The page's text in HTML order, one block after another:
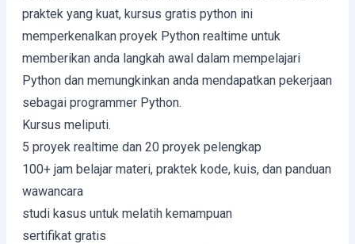
praktek yang kuat, kursus gratis python ini
memperkenalkan proyek Python realtime untuk
memberikan anda langkah awal dalam mempelajari
Python dan memungkinkan anda mendapatkan pekerjaan
sebagai programmer Python.
Kursus meliputi.
5 proyek realtime dan 20 proyek pelengkap
100+ jam belajar materi, praktek kode, kuis, dan panduan
wawancara
studi kasus untuk melatih kemampuan
sertifikat gratis